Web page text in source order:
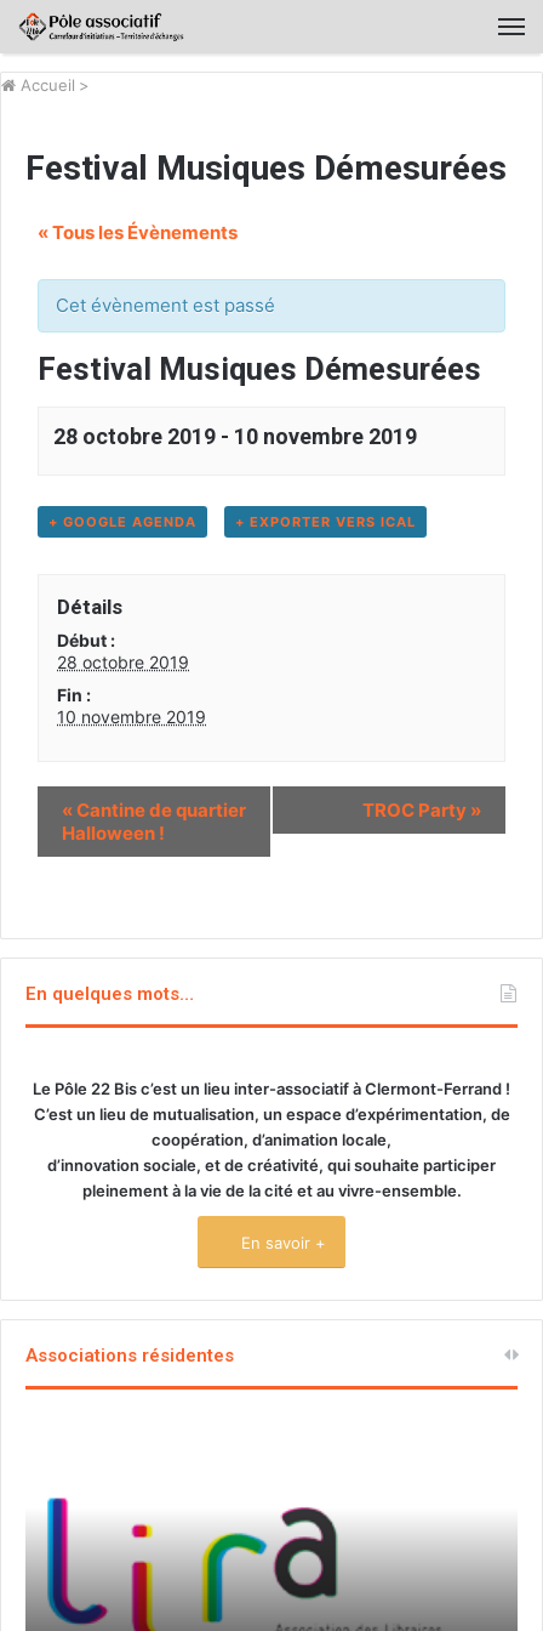
Accueil >
Festival Musiques Démesurées
« Tous les Évènements
Cet évènement est passé
Festival Musiques Démesurées
28 octobre 2019 - 10 novembre 2019
+ GOOGLE AGENDA + EXPORTER VERS ICAL
Détails
Début :
28 octobre 2019
Fin :
10 novembre 2019
«Cantine de quartier
Halloween !
TROC Party »
En quelques mots…
Le Pôle 22 Bis c’est un lieu inter-associatif à Clermont-Ferrand !
C’est un lieu de mutualisation, un espace d’expérimentation, de
coopération, d’animation locale,
d’innovation sociale, et de créativité, qui souhaite participer
pleinement à la vie de la cité et au vivre-ensemble.
En savoir +
Associations résidentes